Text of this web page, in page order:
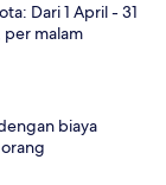
Dari 1 April - 31
per malam
biaya